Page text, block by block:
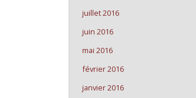
juillet 2016
juin 2016
mai 2016
février 2016
janvier 2016